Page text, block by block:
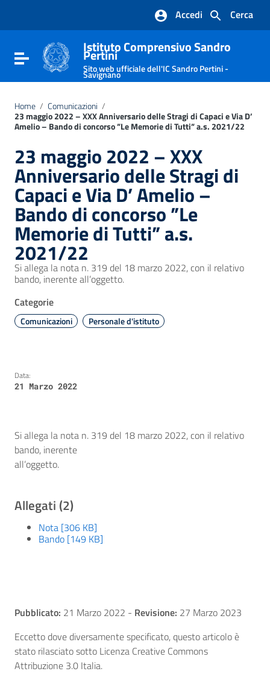
Vai al footer
Cerca
Accedi
Attiva / disattiva la navigazione
Istituto Comprensivo Sandro
Pertini
Sito web ufficiale dell'IC Sandro Pertini -
Savignano
Home / Comunicazioni /
23 maggio 2022 – XXX Anniversario delle Stragi di Capaci e Via D’
Amelio – Bando di concorso ”Le Memorie di Tutti” a.s. 2021/22
23 maggio 2022 – XXX
Anniversario delle Stragi di
Capaci e Via D’ Amelio –
Bando di concorso ”Le
Memorie di Tutti” a.s.
2021/22
Si allega la nota n. 319 del 18 marzo 2022, con il relativo
bando, inerente all’oggetto.
Categorie
Comunicazioni Personale d'istituto
Data:
21 Marzo 2022
Si allega la nota n. 319 del 18 marzo 2022, con il relativo
bando, inerente
all’oggetto.
Allegati (2)
Nota [306 KB]
Bando [149 KB]
Pubblicato: 21 Marzo 2022 - Revisione: 27 Marzo 2023
Eccetto dove diversamente specificato, questo articolo è
stato rilasciato sotto Licenza Creative Commons
Attribuzione 3.0 Italia.